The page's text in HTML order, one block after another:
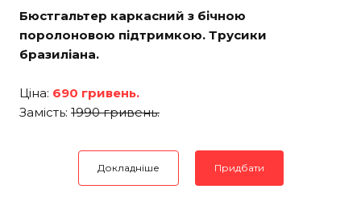
Бюстгальтер каркасний з бічною
поролоновою підтримкою. Трусики
бразиліана.
Ціна: 690 гривень.
Замість: 1990 гривень.
Докладніше Придбати